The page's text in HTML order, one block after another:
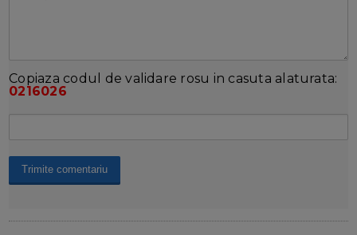
Copiaza codul de validare rosu in casuta alaturata:
0216026